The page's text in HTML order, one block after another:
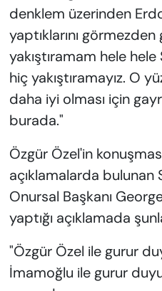
denklem üzerinden
yaptıklarını
yakıştıramam hele
hiç yakıştıramayız. O
daha iyi olması için
burada."
Özgür Özel'in
açıklamalarda
Onursal Başkanı
yaptığı açıklamada
"Özgür Özel ile gurur
İmamoğlu ile gurur